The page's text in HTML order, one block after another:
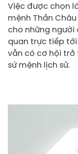
Việc được chọn
mệnh Thần
cho những
quan trực tiếp
vẫn có cơ hội
sứ mệnh lịch sử.